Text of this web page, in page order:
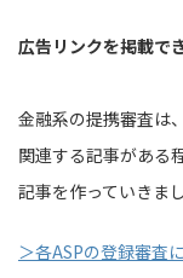
広告リンクを掲載で
金融系の提携審査は、
関連する記事がある
記事を作っていきまし
＞各ASPの登録審査